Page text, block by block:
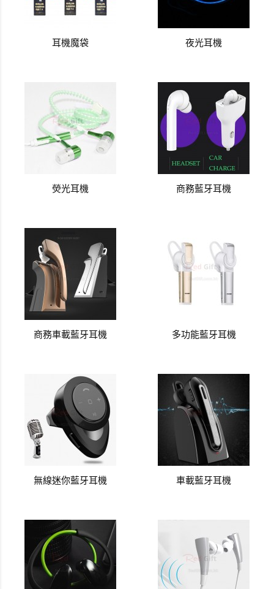
耳機魔袋 夜光耳機
熒光耳機 商務藍牙耳機
商務車載藍牙耳機 多功能藍牙耳機
無線迷你藍牙耳機 車載藍牙耳機